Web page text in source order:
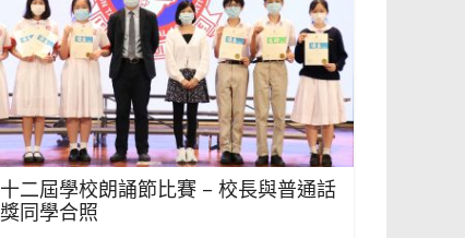
二屆學校朗誦節比賽 – 校長與普通話
同學合照